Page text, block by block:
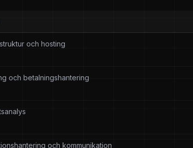
och hosting
och betalningshantering
och kommunikation